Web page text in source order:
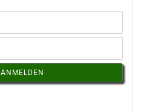
ANMELDEN